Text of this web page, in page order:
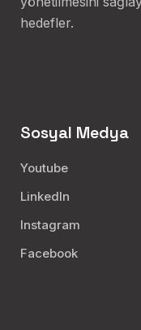
hedefler.
Sosyal Medya
Youtube
LinkedIn
Instagram
Facebook